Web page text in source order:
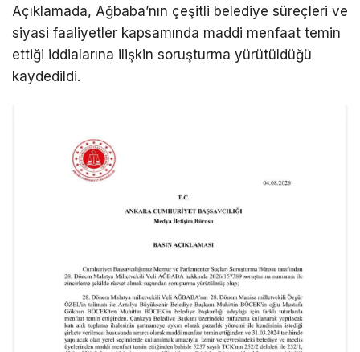
Açıklamada, Ağbaba’nın çeşitli belediye süreçleri ve
siyasi faaliyetler kapsamında maddi menfaat temin
ettiği iddialarına ilişkin soruşturma yürütüldüğü
kaydedildi.